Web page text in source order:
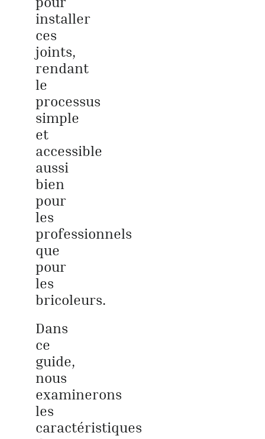
installer
ces
joints,
rendant
le
processus
simple
et
accessible
aussi
bien
pour
les
professionnels
que
pour
les
bricoleurs.
Dans
ce
guide,
nous
examinerons
les
caractéristiques